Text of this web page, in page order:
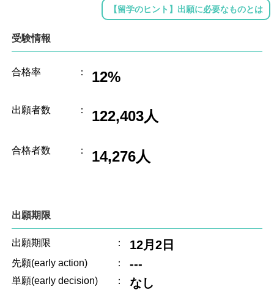
【留学のヒント】出願に必要なものとは
受験情報
合格率 ： 12%
出願者数 ： 122,403人
合格者数 ： 14,276人
出願期限
出願期限 ： 12月2日
先願(early action) ： ---
単願(early decision) ： なし